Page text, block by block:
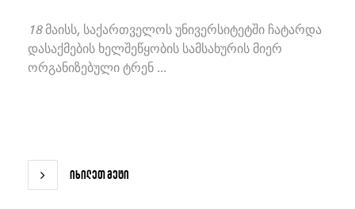
18 მაისს, საქართველოს უნივერსიტეტში ჩატარდა
დასაქმების ხელშეწყობის სამსახურის მიერ
ორგანიზებული ტრენ ...
იხილეთ მეტი